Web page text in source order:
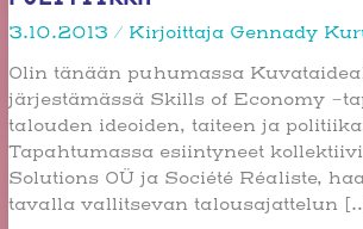
3.10.2013 / Kirjoittaja Gennady
Olin tänään puhumassa
järjestämässä Skills of Economy -
talouden ideoiden, taiteen ja
Tapahtumassa esiintyneet
Solutions OÜ ja Société Réaliste,
tavalla vallitsevan talousajattelun